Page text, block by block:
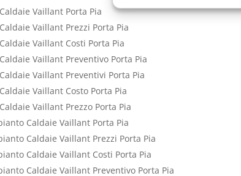
Vaillant Porta Pia
Vaillant Prezzi Porta Pia
Vaillant Costi Porta Pia
Vaillant Preventivo Porta Pia
Vaillant Preventivi Porta Pia
Vaillant Costo Porta Pia
Vaillant Prezzo Porta Pia
Caldaie Vaillant Porta Pia
Caldaie Vaillant Prezzi Porta Pia
Caldaie Vaillant Costi Porta Pia
Caldaie Vaillant Preventivo Porta Pia